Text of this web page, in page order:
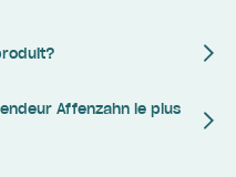
Affenzahn le plus